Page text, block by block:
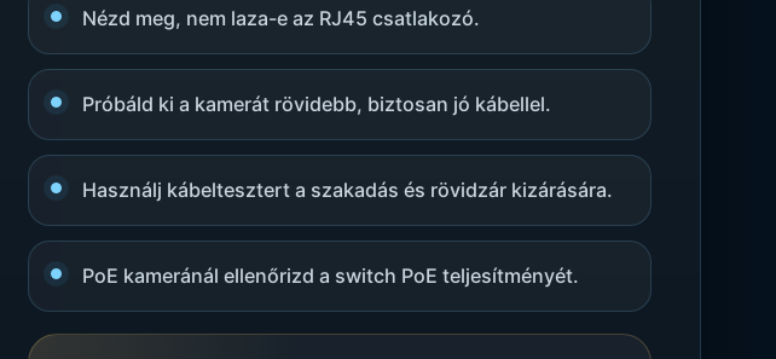
Nézd meg, nem laza-e az RJ45 csatlakozó.
Próbáld ki a kamerát rövidebb, biztosan jó kábellel.
Használj kábeltesztert a szakadás és rövidzár kizárására.
PoE kameránál ellenőrizd a switch PoE teljesítményét.